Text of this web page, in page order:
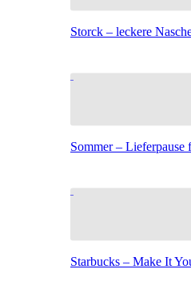
Storck – leckere
Sommer – Lieferpause
Starbucks – Make It